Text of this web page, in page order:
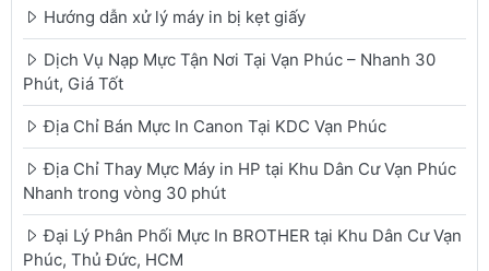
Hướng dẫn xử lý máy in bị kẹt giấy
Dịch Vụ Nạp Mực Tận Nơi Tại Vạn Phúc – Nhanh 30
Phút, Giá Tốt
Địa Chỉ Bán Mực In Canon Tại KDC Vạn Phúc
Địa Chỉ Thay Mực Máy in HP tại Khu Dân Cư Vạn Phúc
Nhanh trong vòng 30 phút
Đại Lý Phân Phối Mực In BROTHER tại Khu Dân Cư Vạn
Phúc, Thủ Đức, HCM